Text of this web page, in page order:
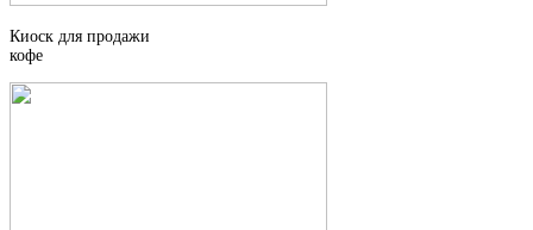
Киоск для продажи
кофе